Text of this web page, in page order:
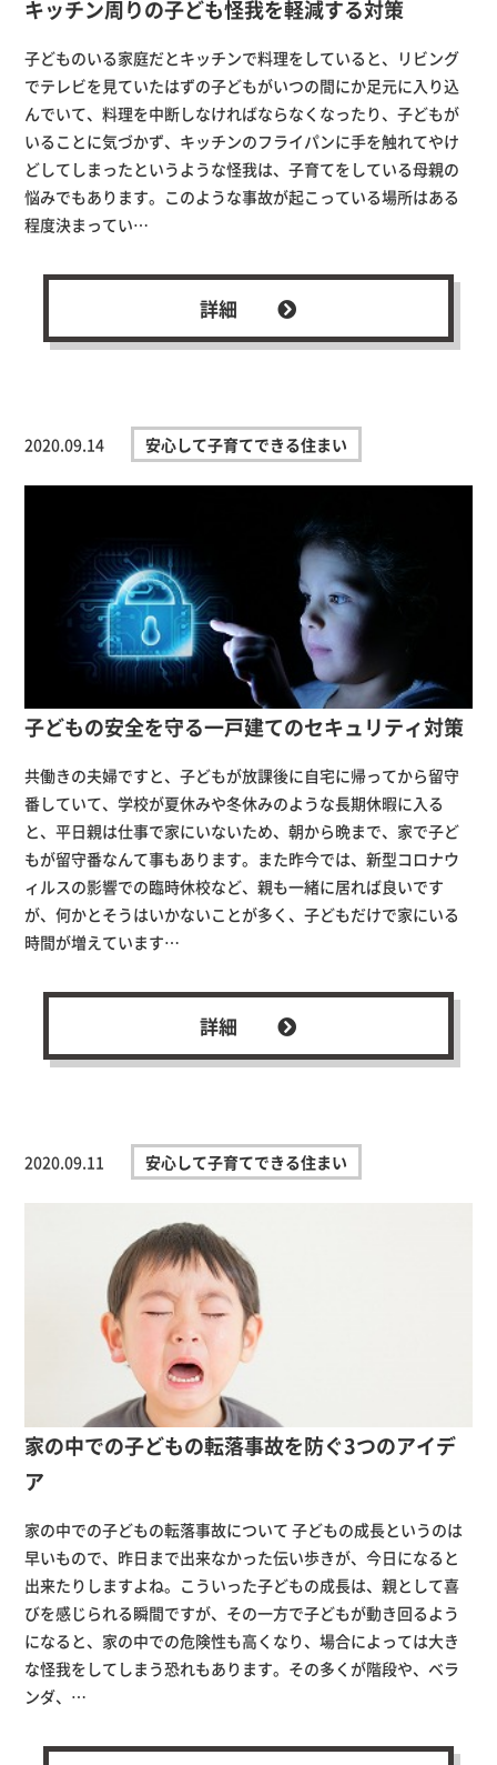
キッチン周りの子ども怪我を軽減する対策
子どものいる家庭だとキッチンで料理をしていると、リビング
でテレビを見ていたはずの子どもがいつの間にか足元に入り込
んでいて、料理を中断しなければならなくなったり、子どもが
いることに気づかず、キッチンのフライパンに手を触れてやけ
どしてしまったというような怪我は、子育てをしている母親の
悩みでもあります。このような事故が起こっている場所はある
程度決まってい…
詳細
2020.09.14 安心して子育てできる住まい
子どもの安全を守る一戸建てのセキュリティ対策
共働きの夫婦ですと、子どもが放課後に自宅に帰ってから留守
番していて、学校が夏休みや冬休みのような長期休暇に入る
と、平日親は仕事で家にいないため、朝から晩まで、家で子ど
もが留守番なんて事もあります。また昨今では、新型コロナウ
ィルスの影響での臨時休校など、親も一緒に居れば良いです
が、何かとそうはいかないことが多く、子どもだけで家にいる
時間が増えています…
詳細
2020.09.11 安心して子育てできる住まい
家の中での子どもの転落事故を防ぐ3つのアイデ
ア
家の中での子どもの転落事故について 子どもの成長というのは
早いもので、昨日まで出来なかった伝い歩きが、今日になると
出来たりしますよね。こういった子どもの成長は、親として喜
びを感じられる瞬間ですが、その一方で子どもが動き回るよう
になると、家の中での危険性も高くなり、場合によっては大き
な怪我をしてしまう恐れもあります。その多くが階段や、ベラ
ンダ、…